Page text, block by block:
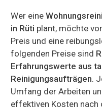
Wer eine
in Rüti plant, möchte
Preis und eine
folgenden Preise sind
Erfahrungswerte aus
Reinigungsaufträgen.
Umfang der Arbeiten
effektiven Kosten nach